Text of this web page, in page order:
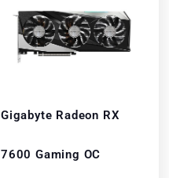
Gigabyte Radeon RX
7600 Gaming OC